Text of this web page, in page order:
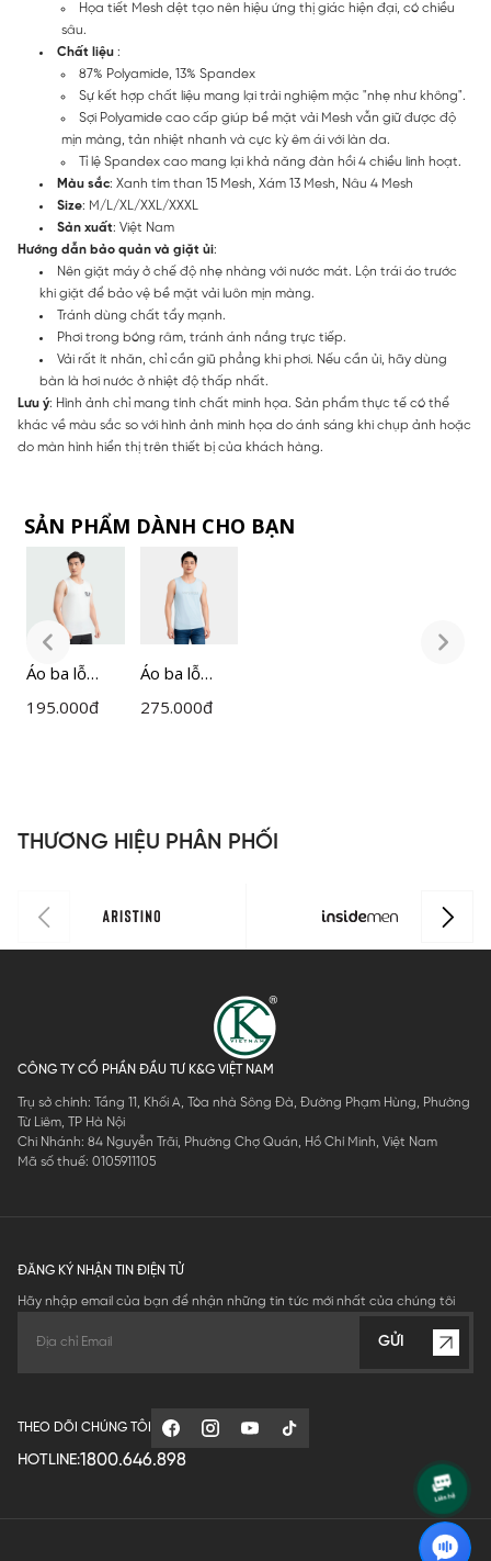
Họa tiết Mesh dệt tạo nên hiệu ứng thị giác hiện đại, có chiều
sâu.
Chất liệu :
87% Polyamide, 13% Spandex
Sự kết hợp chất liệu mang lại trải nghiệm mặc "nhẹ như không".
Sợi Polyamide cao cấp giúp bề mặt vải Mesh vẫn giữ được độ
mịn màng, tản nhiệt nhanh và cực kỳ êm ái với làn da.
Tỉ lệ Spandex cao mang lại khả năng đàn hồi 4 chiều linh hoạt.
Màu sắc: Xanh tím than 15 Mesh, Xám 13 Mesh, Nâu 4 Mesh
Size: M/L/XL/XXL/XXXL
Sản xuất: Việt Nam
Hướng dẫn bảo quản và giặt ủi:
Nên giặt máy ở chế độ nhẹ nhàng với nước mát. Lộn trái áo trước
khi giặt để bảo vệ bề mặt vải luôn mịn màng.
Tránh dùng chất tẩy mạnh.
Phơi trong bóng râm, tránh ánh nắng trực tiếp.
Vải rất ít nhăn, chỉ cần giũ phẳng khi phơi. Nếu cần ủi, hãy dùng
bàn là hơi nước ở nhiệt độ thấp nhất.
Lưu ý: Hình ảnh chỉ mang tính chất minh họa. Sản phẩm thực tế có thể
khác về màu sắc so với hình ảnh minh họa do ánh sáng khi chụp ảnh hoặc
do màn hình hiển thị trên thiết bị của khách hàng.
SẢN PHẨM DÀNH CHO BẠN
Áo ba lỗ
Nam
195.000đ
Áo ba lỗ
Tanktop
0
275.000đ
THƯƠNG HIỆU PHÂN PHỐI
CÔNG TY CỔ PHẦN ĐẦU TƯ K&G VIỆT NAM
Trụ sở chính: Tầng 11, Khối A, Tòa nhà Sông Đà, Đường Phạm Hùng, Phường
Từ Liêm, TP Hà Nội
Chi Nhánh: 84 Nguyễn Trãi, Phường Chợ Quán, Hồ Chí Minh, Việt Nam
Mã số thuế: 0105911105
ĐĂNG KÝ NHẬN TIN ĐIỆN TỬ
Hãy nhập email của bạn để nhận những tin tức mới nhất của chúng tôi
GỬI
THEO DÕI CHÚNG TÔI
HOTLINE:1800.646.898